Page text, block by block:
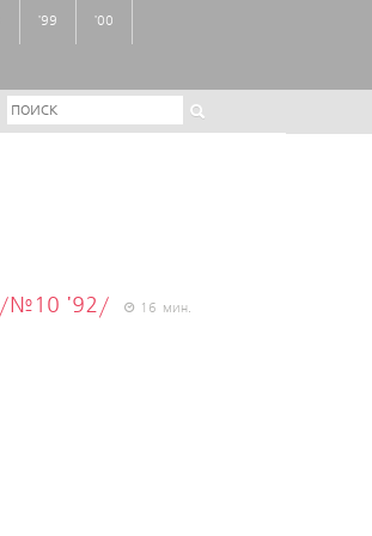
'99 '00
/№10 '92/ 16 мин.